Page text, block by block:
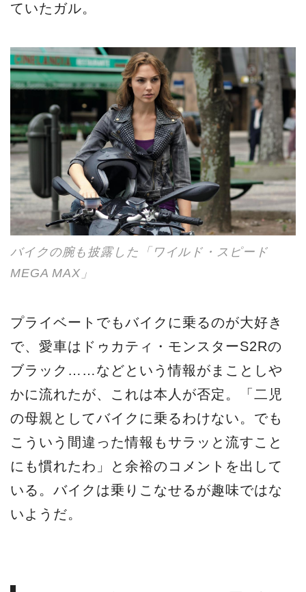
ていたガル。
バイクの腕も披露した「ワイルド・スピード
MEGA MAX」
プライベートでもバイクに乗るのが大好き
で、愛車はドゥカティ・モンスターS2Rの
ブラック……などという情報がまことしや
かに流れたが、これは本人が否定。「二児
の母親としてバイクに乗るわけない。でも
こういう間違った情報もサラッと流すこと
にも慣れたわ」と余裕のコメントを出して
いる。バイクは乗りこなせるが趣味ではな
いようだ。